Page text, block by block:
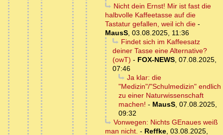
Nicht dein Ernst! Mir ist fast die
halbvolle Kaffeetasse auf die
Tastatur gefallen, weil ich die -
MausS, 03.08.2025, 11:36
Findet sich im Kaffeesatz
deiner Tasse eine Alternative?
(owT) - FOX-NEWS, 07.08.2025,
07:46
Ja klar: die
"Medizin"/"Schulmedizin" endlich
zu einer Naturwissenschaft
machen! - MausS, 07.08.2025,
09:32
Vonwegen: Nichts GEnaues weiß
man nicht. - Reffke, 03.08.2025,